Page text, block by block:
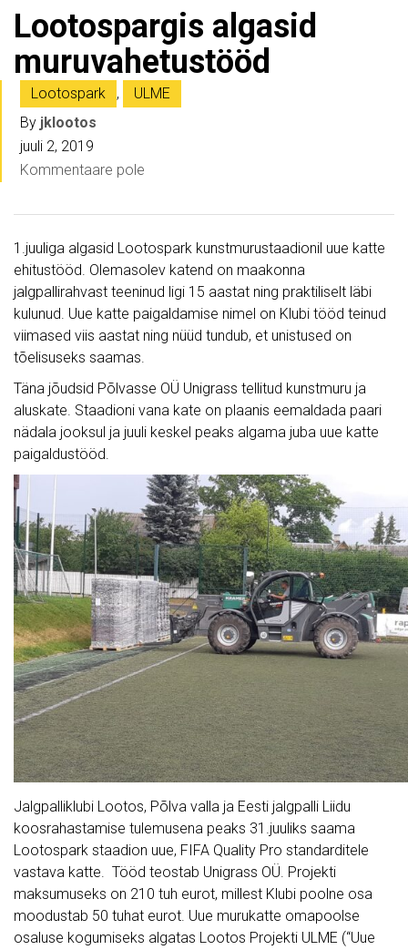
Lootospargis algasid
muruvahetustööd
Lootospark ,
ULME
By jklootos
juuli 2, 2019
Kommentaare pole
1.juuliga algasid Lootospark kunstmurustaadionil uue katte
ehitustööd. Olemasolev katend on maakonna
jalgpallirahvast teeninud ligi 15 aastat ning praktiliselt läbi
kulunud. Uue katte paigaldamise nimel on Klubi tööd teinud
viimased viis aastat ning nüüd tundub, et unistused on
tõelisuseks saamas.
Täna jõudsid Põlvasse OÜ Unigrass tellitud kunstmuru ja
aluskate. Staadioni vana kate on plaanis eemaldada paari
nädala jooksul ja juuli keskel peaks algama juba uue katte
paigaldustööd.
Jalgpalliklubi Lootos, Põlva valla ja Eesti jalgpalli Liidu
koosrahastamise tulemusena peaks 31.juuliks saama
Lootospark staadion uue, FIFA Quality Pro standarditele
vastava katte. Tööd teostab Unigrass OÜ. Projekti
maksumuseks on 210 tuh eurot, millest Klubi poolne osa
moodustab 50 tuhat eurot. Uue murukatte omapoolse
osaluse kogumiseks algatas Lootos Projekti ULME (“Uue